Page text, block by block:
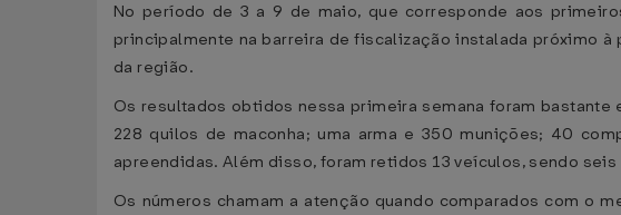
No período de 3 a 9 de maio, que corresponde aos
principalmente na barreira de fiscalização instalada próximo
da região.
Os resultados obtidos nessa primeira semana foram
228 quilos de maconha; uma arma e 350 munições; 40
apreendidas. Além disso, foram retidos 13 veículos, sendo
Os números chamam a atenção quando comparados com o